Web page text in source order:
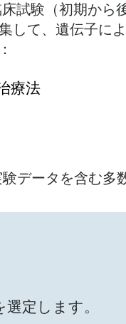
試験（初期から
して、遺伝子に
療法​
データを含む多
定します。